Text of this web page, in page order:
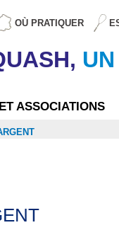
OÙ PRATIQUER
ASSOCIATIONS